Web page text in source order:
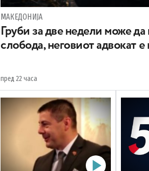
МАКЕДОНИЈА
Груби за две недели може да
слобода, неговиот адвокат
пред 22 часа